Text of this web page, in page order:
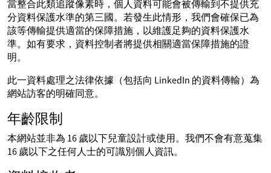
當整合此類追蹤像素時，個人資料可能會被傳輸到不提供充
分資料保護水準的第三國。若發生此情形，我們會確保已為
該等傳輸提供適當的保障措施，以維護足夠的資料保護水
準。如有要求，資料控制者將提供相關適當保障措施的證
明。
此一資料處理之法律依據（包括向 LinkedIn 的資料傳輸）為
網站訪客的明確同意。
年齡限制
本網站並非為 16 歲以下兒童設計或使用。我們不會有意蒐集
16 歲以下之任何人士的可識別個人資訊。